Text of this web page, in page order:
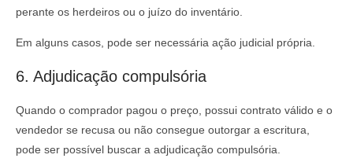
perante os herdeiros ou o juízo do inventário.
Em alguns casos, pode ser necessária ação judicial própria.
6. Adjudicação compulsória
Quando o comprador pagou o preço, possui contrato válido e o
vendedor se recusa ou não consegue outorgar a escritura,
pode ser possível buscar a adjudicação compulsória.